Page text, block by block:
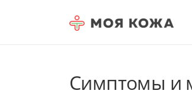
Симптомы и